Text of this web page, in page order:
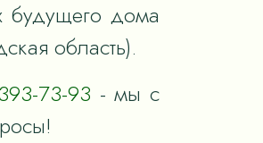
будущего дома
область).
73-93 - мы с